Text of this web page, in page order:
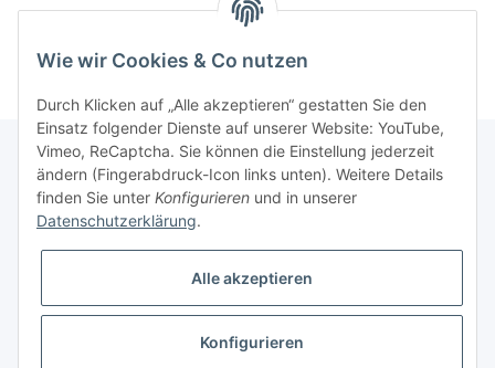
Loading... Komponenten werden geladen ...
Informationen
Galerie
Wie wir Cookies & Co nutzen
Durch Klicken auf „Alle akzeptieren“ gestatten Sie den
Einsatz folgender Dienste auf unserer Website: YouTube,
Vimeo, ReCaptcha. Sie können die Einstellung jederzeit
ändern (Fingerabdruck-Icon links unten). Weitere Details
finden Sie unter Konfigurieren und in unserer
Datenschutzerklärung.
Alle akzeptieren
Konfigurieren